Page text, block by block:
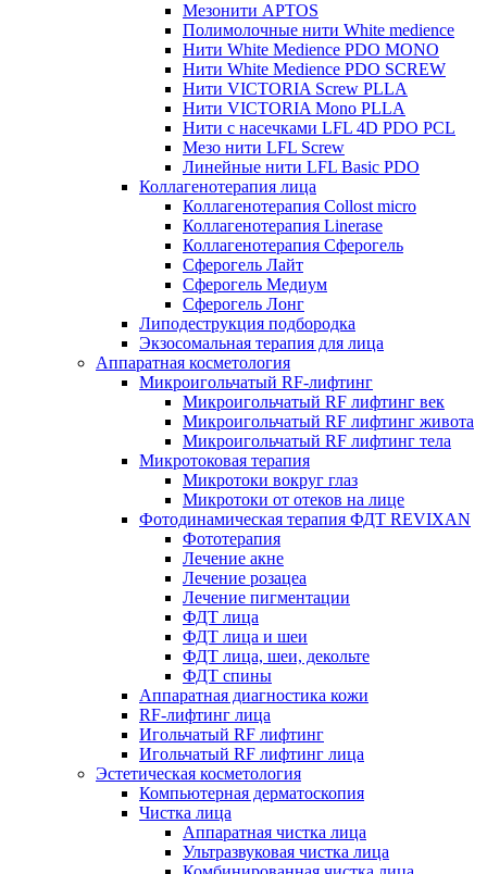
Мезонити APTOS
Полимолочные нити White medience
Нити White Medience PDO MONO
Нити White Medience PDO SCREW
Нити VICTORIA Screw PLLA
Нити VICTORIA Mono PLLA
Нити с насечками LFL 4D PDO PCL
Мезо нити LFL Screw
Линейные нити LFL Basic PDO
Коллагенотерапия лица
Коллагенотерапия Collost micro
Коллагенотерапия Linerase
Коллагенотерапия Сферогель
Сферогель Лайт
Сферогель Медиум
Сферогель Лонг
Липодеструкция подбородка
Экзосомальная терапия для лица
Аппаратная косметология
Микроигольчатый RF-лифтинг
Микроигольчатый RF лифтинг век
Микроигольчатый RF лифтинг живота
Микроигольчатый RF лифтинг тела
Микротоковая терапия
Микротоки вокруг глаз
Микротоки от отеков на лице
Фотодинамическая терапия ФДТ REVIXAN
Фототерапия
Лечение акне
Лечение розацеа
Лечение пигментации
ФДТ лица
ФДТ лица и шеи
ФДТ лица, шеи, декольте
ФДТ спины
Аппаратная диагностика кожи
RF-лифтинг лица
Игольчатый RF лифтинг
Игольчатый RF лифтинг лица
Эстетическая косметология
Компьютерная дерматоскопия
Чистка лица
Аппаратная чистка лица
Ультразвуковая чистка лица